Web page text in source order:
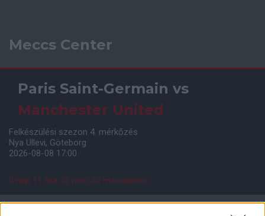
Meccs Center
Paris Saint-Germain vs
Manchester United
Felkészülési szezon 4. mérkőzés
Nya Ullevi, Göteborg
2026-08-08 17:00
0 nap 11 óra 32 perc 22 másodperc